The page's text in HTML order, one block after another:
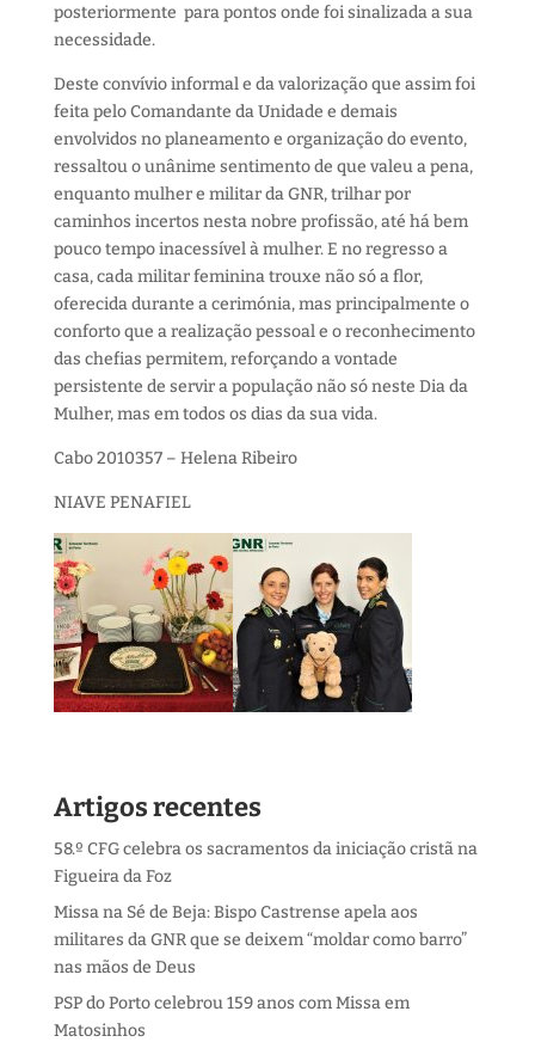
posteriormente para pontos onde foi sinalizada a sua
necessidade.
Deste convívio informal e da valorização que assim foi
feita pelo Comandante da Unidade e demais
envolvidos no planeamento e organização do evento,
ressaltou o unânime sentimento de que valeu a pena,
enquanto mulher e militar da GNR, trilhar por
caminhos incertos nesta nobre profissão, até há bem
pouco tempo inacessível à mulher. E no regresso a
casa, cada militar feminina trouxe não só a flor,
oferecida durante a cerimónia, mas principalmente o
conforto que a realização pessoal e o reconhecimento
das chefias permitem, reforçando a vontade
persistente de servir a população não só neste Dia da
Mulher, mas em todos os dias da sua vida.
Cabo 2010357 – Helena Ribeiro
NIAVE PENAFIEL
Artigos recentes
58.º CFG celebra os sacramentos da iniciação cristã na
Figueira da Foz
Missa na Sé de Beja: Bispo Castrense apela aos
militares da GNR que se deixem “moldar como barro”
nas mãos de Deus
PSP do Porto celebrou 159 anos com Missa em
Matosinhos